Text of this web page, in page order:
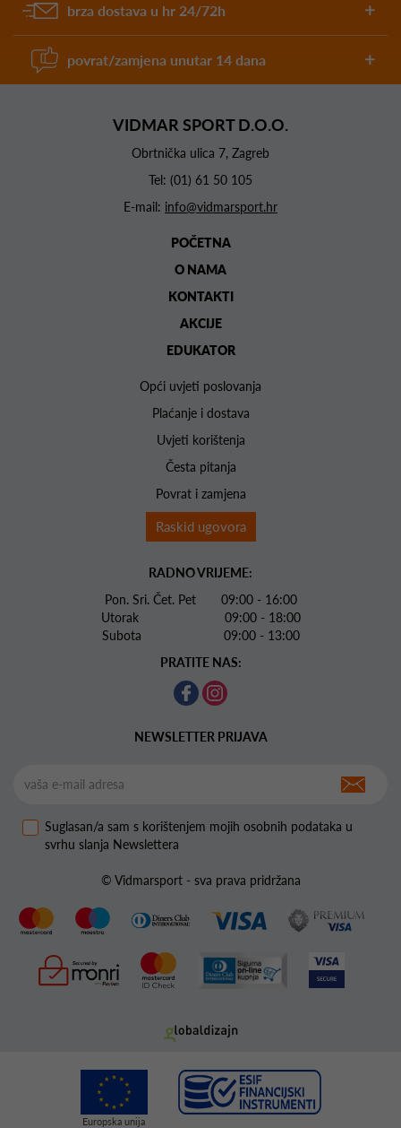
brza dostava u hr 24/72h
povrat/zamjena unutar 14 dana
VIDMAR SPORT D.O.O.
Obrtnička ulica 7, Zagreb
Tel: (01) 61 50 105
E-mail: info@vidmarsport.hr
POČETNA
O NAMA
KONTAKTI
AKCIJE
EDUKATOR
Opći uvjeti poslovanja
Plaćanje i dostava
Uvjeti korištenja
Česta pitanja
Povrat i zamjena
Raskid ugovora
RADNO VRIJEME:
Pon. Sri. Čet. Pet 09:00 - 16:00
Utorak 09:00 - 18:00
Subota 09:00 - 13:00
PRATITE NAS:
NEWSLETTER PRIJAVA
Suglasan/a sam s korištenjem mojih osobnih podataka u
svrhu slanja Newslettera
© Vidmarsport - sva prava pridržana